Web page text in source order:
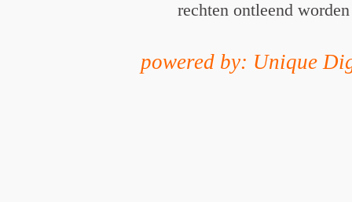
rechten ontleend worden
powered by: Unique